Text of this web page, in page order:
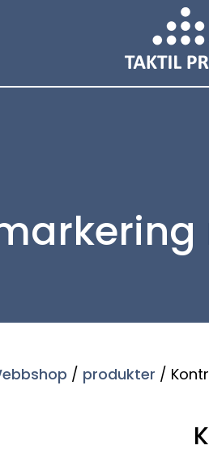
/ produkter /